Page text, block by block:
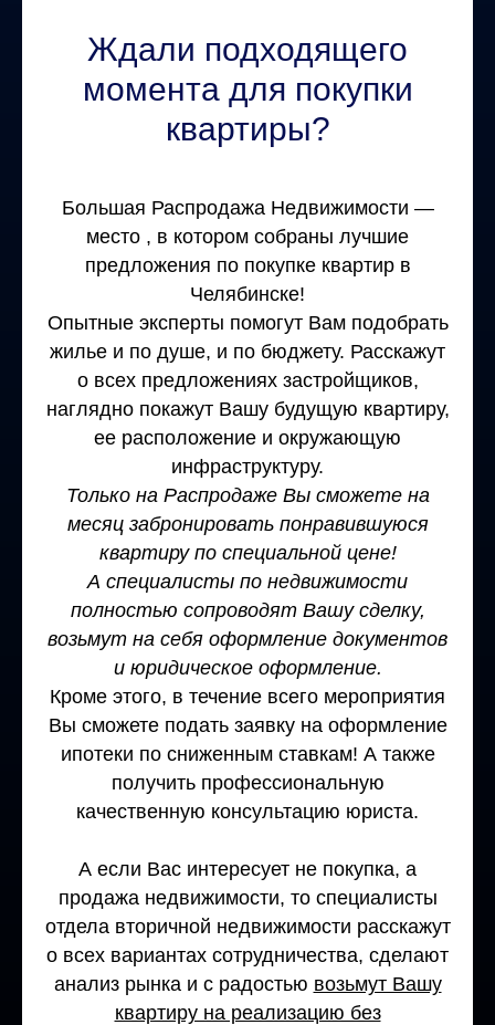
Ждали подходящего
момента для покупки
квартиры?
Большая Распродажа Недвижимости —
место , в котором собраны лучшие
предложения по покупке квартир в
Челябинске!
Опытные эксперты помогут Вам подобрать
жилье и по душе, и по бюджету. Расскажут
о всех предложениях застройщиков,
наглядно покажут Вашу будущую квартиру,
ее расположение и окружающую
инфраструктуру.
Только на Распродаже Вы сможете на
месяц забронировать понравившуюся
квартиру по специальной цене!
А специалисты по недвижимости
полностью сопроводят Вашу сделку,
возьмут на себя оформление документов
и юридическое оформление.
Кроме этого, в течение всего мероприятия
Вы сможете подать заявку на оформление
ипотеки по сниженным ставкам! А также
получить профессиональную
качественную консультацию юриста.
А если Вас интересует не покупка, а
продажа недвижимости, то специалисты
отдела вторичной недвижимости расскажут
о всех вариантах сотрудничества, сделают
анализ рынка и с радостью возьмут Вашу
квартиру на реализацию без